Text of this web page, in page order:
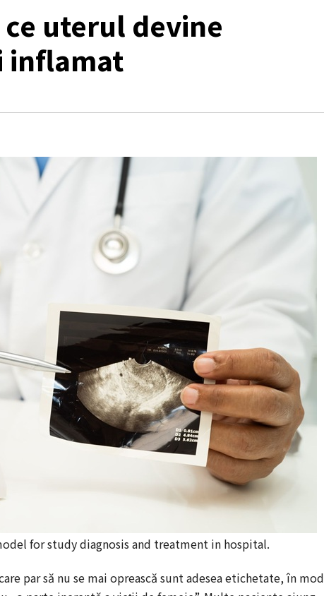
uterul devine
inflamat
for study diagnosis and treatment in hospital.
par să nu se mai oprească sunt adesea etichetate, în mod